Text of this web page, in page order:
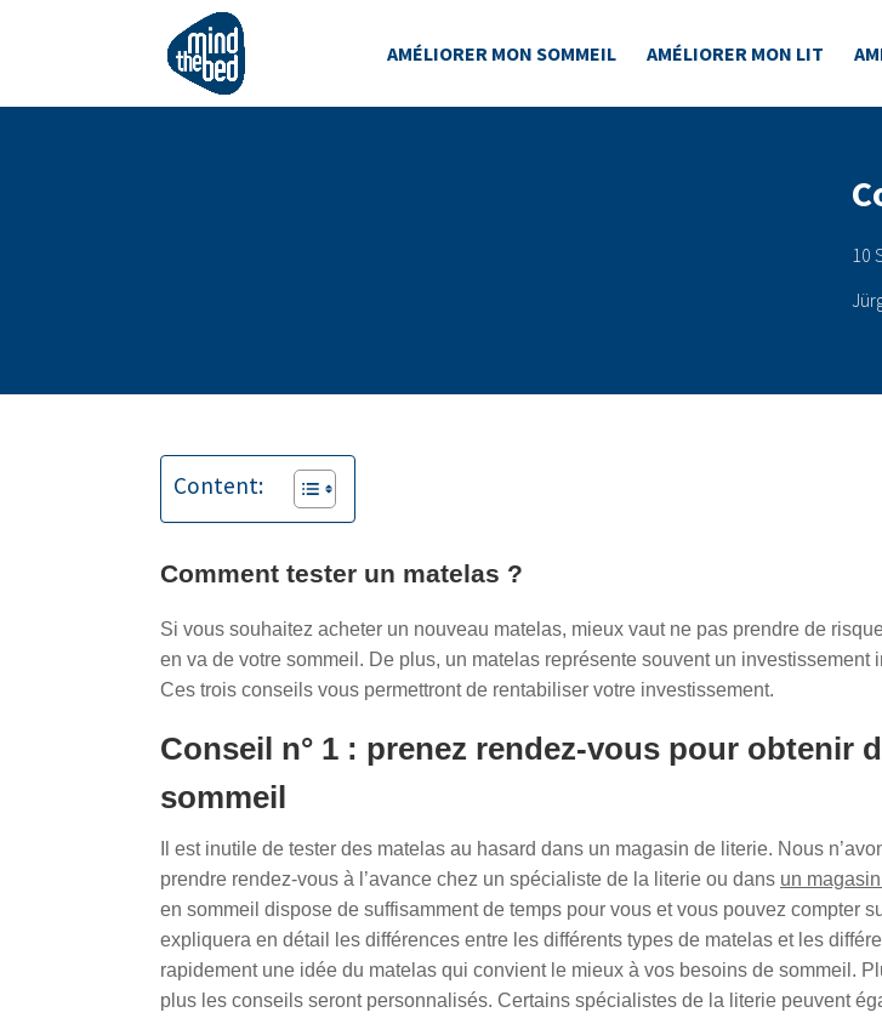
AMÉLIORER MON SOMMEIL AMÉLIORER MON LIT
10
Content:
Comment tester un matelas ?
Si vous souhaitez acheter un nouveau matelas, mieux vaut ne pas prendre de
en va de votre sommeil. De plus, un matelas représente souvent un investissement
Ces trois conseils vous permettront de rentabiliser votre investissement.
Conseil n° 1 : prenez rendez-vous pour obtenir
sommeil
Il est inutile de tester des matelas au hasard dans un magasin de literie. Nous
prendre rendez-vous à l’avance chez un spécialiste de la literie ou dans un
en sommeil dispose de suffisamment de temps pour vous et vous pouvez compter
expliquera en détail les différences entre les différents types de matelas et les
rapidement une idée du matelas qui convient le mieux à vos besoins de sommeil.
plus les conseils seront personnalisés. Certains spécialistes de la literie peuvent